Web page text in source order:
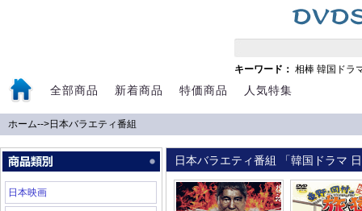
キーワード： 相棒 韓国ドラ
全部商品 新着商品 特価商品 人気特集
ホーム-->日本バラエティ番組
日本映画
日本バラエティ番組 「韓国ドラマ